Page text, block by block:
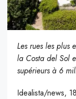
Les rues les plus
la Costa del Sol
supérieurs à 6
Idealista/news,